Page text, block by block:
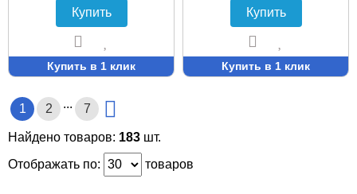
Купить
Купить в 1 клик
Купить
Купить в 1 клик
1 2 ... 7
Найдено товаров: 183 шт.
Отображать по:
товаров